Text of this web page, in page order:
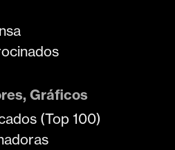
Gráficos
(Top 100)